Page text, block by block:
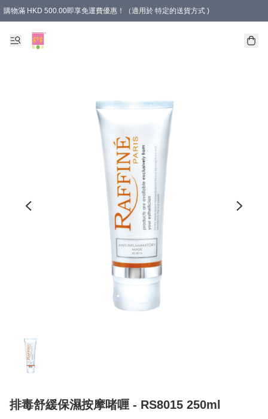
購物滿 HKD 500.00即享免運費優惠！（適用於 特定的送貨方式 )
排毒舒緩保濕按摩啫喱 - RS8015 250ml